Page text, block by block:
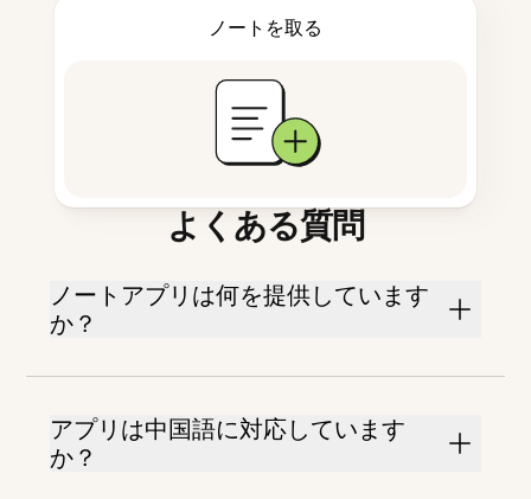
ノートを取る
よくある質問
ノートアプリは何を提供しています
か？
アプリは中国語に対応しています
か？